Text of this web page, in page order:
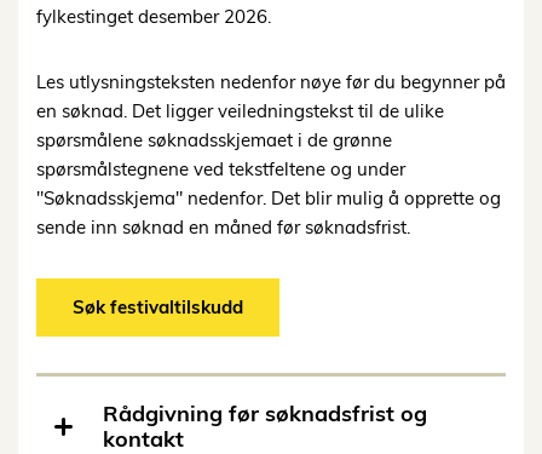
fylkestinget desember 2026.
Les utlysningsteksten nedenfor nøye før du begynner på
en søknad. Det ligger veiledningstekst til de ulike
spørsmålene søknadsskjemaet i de grønne
spørsmålstegnene ved tekstfeltene og under
"Søknadsskjema" nedenfor. Det blir mulig å opprette og
sende inn søknad en måned før søknadsfrist.
Søk festivaltilskudd
Rådgivning før søknadsfrist og
kontakt